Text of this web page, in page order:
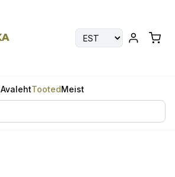
AvalehtTootedMeist